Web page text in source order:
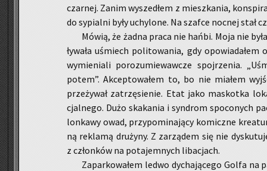
czar­nej. Zanim wy­sze­dłem z miesz­ka­nia,
do sy­pial­ni były uchy­lo­ne. Na szaf­ce noc­nej stał
Mówią, że żadna praca nie hańbi. Moja nie
ły­wa­ła uśmiech po­li­to­wa­nia, gdy
wy­mie­nia­li po­ro­zu­mie­waw­cze spoj­rze­nia.
potem”. Ak­cep­to­wa­łem to, bo nie mia­łem
prze­ży­wał za­trzę­sie­nie. Etat jako ma­skot­ka
cjal­ne­go. Dużo ska­ka­nia i syn­drom spo­co­nych
lon­ka­wy owad, przy­po­mi­na­ją­cy ko­micz­ne
ną re­kla­mą dru­ży­ny. Z za­rzą­dem się nie
z człon­ków na po­ta­jem­nych li­ba­cjach.
Za­par­ko­wa­łem ledwo dy­cha­ją­ce­go Golfa na